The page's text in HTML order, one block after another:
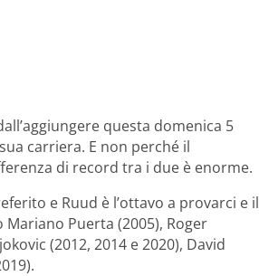
questa domenica 5
carriera. E non perché il
di record tra i due è enorme.
e Ruud è l’ottavo a provarci e il
Puerta (2005), Roger
(2012, 2014 e 2020), David